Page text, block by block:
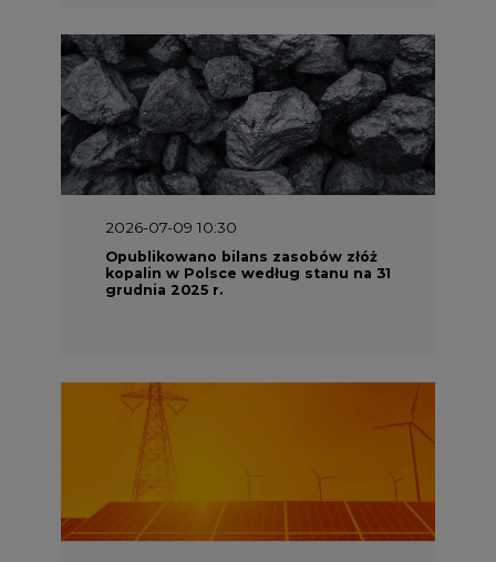
2026-07-09 10:30
Opublikowano bilans zasobów złóż
kopalin w Polsce według stanu na 31
grudnia 2025 r.